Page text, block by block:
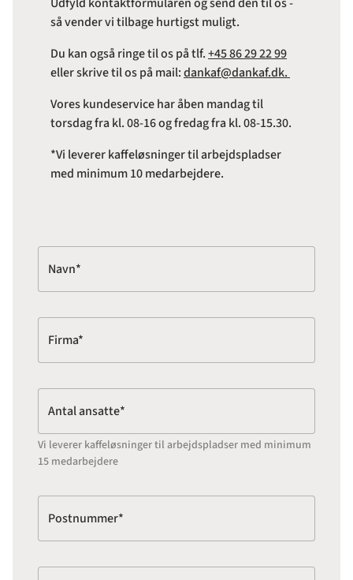
Udfyld kontaktformularen og send den til os -
så vender vi tilbage hurtigst muligt.
Du kan også ringe til os på tlf.+45 86 29 22 99
eller skrive til os på mail:dankaf@dankaf.dk.
Vores kundeservice har åben mandag til
torsdag fra kl. 08-16 og fredag fra kl. 08-15.30.
*Vi leverer kaffeløsninger til arbejdspladser
med minimum 10 medarbejdere.
Navn*
Firma*
Antal ansatte*
Vi leverer kaffeløsninger til arbejdspladser med minimum
15 medarbejdere
Postnummer*